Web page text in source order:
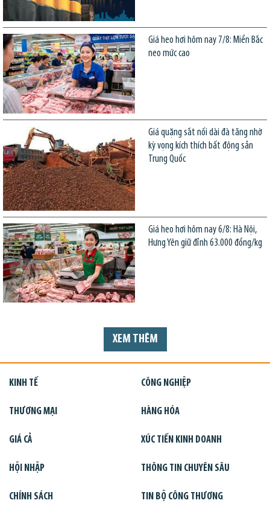
Giá heo hơi hôm nay 7/8: Miền Bắc
neo mức cao
Giá quặng sắt nối dài đà tăng nhờ
kỳ vọng kích thích bất động sản
Trung Quốc
Giá heo hơi hôm nay 6/8: Hà Nội,
Hưng Yên giữ đỉnh 63.000 đồng/kg
XEM THÊM
KINH TẾ CÔNG NGHIỆP
THƯƠNG MẠI HÀNG HÓA
GIÁ CẢ XÚC TIẾN KINH DOANH
HỘI NHẬP THÔNG TIN CHUYÊN SÂU
CHÍNH SÁCH TIN BỘ CÔNG THƯƠNG